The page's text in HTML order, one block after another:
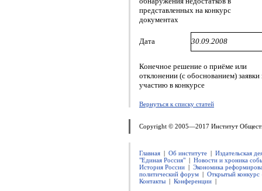
представленных на конкурс
документах
Дата 30.09.2008
Конечное решение о приёме или
отклонении (с обоснованием) заявки
участию в конкурсе
Вернуться к списку статей
Copyright © 2005—2017 Институт
Главная | Об институте | Издательская
"Единая Россия" | Новости и хроника
История России | Экономика
политический форум | Открытый конкурс
Контакты | Конференции |